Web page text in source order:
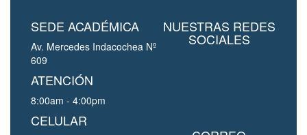
SEDE ACADÉMICA
Av. Mercedes Indacochea Nº
609
ATENCIÓN
8:00am - 4:00pm
CELULAR
NUESTRAS REDES
SOCIALES